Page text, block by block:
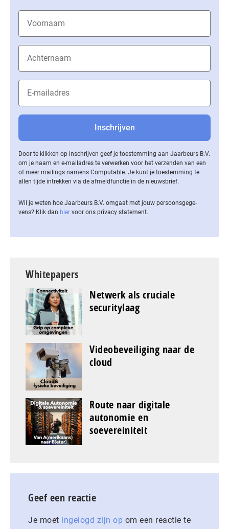
Door te klikken op inschrijven geef je toestemming aan Jaarbeurs B.V.
om je naam en e-mailadres te verwerken voor het verzenden van een
of meer mailings namens Computable. Je kunt je toestemming te
allen tijde intrekken via de af­meld­func­tie in de nieuwsbrief.
Wil je weten hoe Jaarbeurs B.V. omgaat met jouw per­soons­ge­ge­
vens? Klik dan hier voor ons privacy statement.
Whitepapers
Netwerk als cruciale
securitylaag
Videobeveiliging naar de
cloud
Route naar digitale
autonomie en
soevereiniteit
Geef een reactie
Je moet ingelogd zijn op om een reactie te